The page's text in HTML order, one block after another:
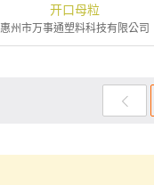
开口母粒
惠州市万事通塑料科技有限公司